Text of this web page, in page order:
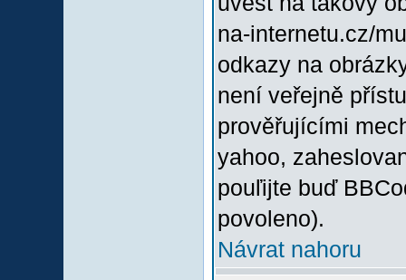
na-internetu.cz/
odkazy na
není veřejně
prověřujícími
yahoo,
pouľijte buď
povoleno).
Návrat nahoru